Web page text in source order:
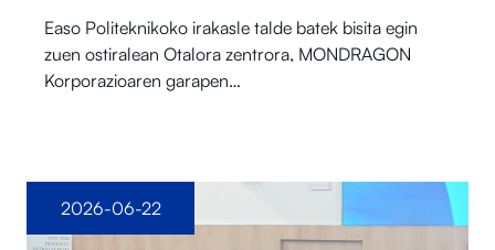
Easo Politeknikoko irakasle talde batek bisita egin
zuen ostiralean Otalora⁠ zentrora, MONDRAGON
Korporazioaren garapen…
2026-06-22